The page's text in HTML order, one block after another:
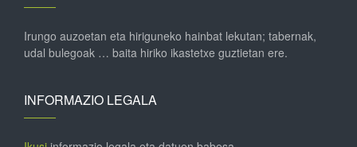
Irungo auzoetan eta hiriguneko hainbat lekutan; tabernak,
udal bulegoak … baita hiriko ikastetxe guztietan ere.
INFORMAZIO LEGALA